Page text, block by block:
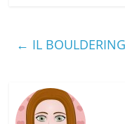
← IL BOULDERING